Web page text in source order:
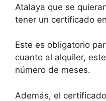
Atalaya que se
tener un certificado
Este es obligatorio
cuanto al alquiler,
número de meses.
Además, el